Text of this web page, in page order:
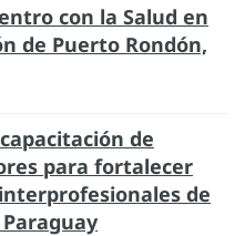
con la Salud en
de Puerto Rondón,
de
para fortalecer
de